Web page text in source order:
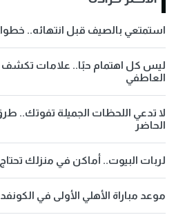
استمتعي بالصيف قبل انتهائه..
ليس كل اهتمام حبًا.. علامات
العاطفي
لا تدعي اللحظات الجميلة
الحاضر
لربات البيوت.. أماكن في منزلك
موعد مباراة الأهلي الأولى في